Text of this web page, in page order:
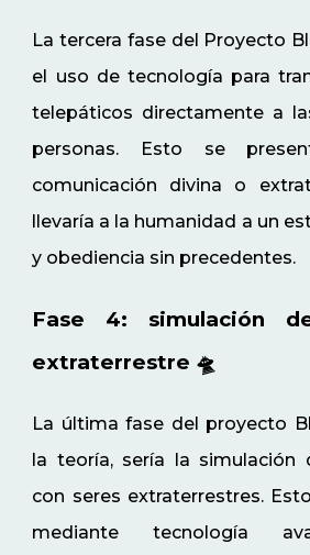
La tercera fase del Proyecto
el uso de tecnología para
telepáticos directamente a
personas. Esto se
comunicación divina o
llevaría a la humanidad a un
y obediencia sin precedentes.
Fase 4: simulación
extraterrestre 🛸
La última fase del proyecto
la teoría, sería la simulación
con seres extraterrestres.
mediante tecnología